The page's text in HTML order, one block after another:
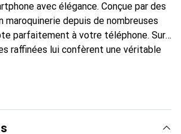
avec élégance. Conçue par des
maroquinerie depuis de nombreuses
parfaitement à votre téléphone. Sur
raffinées lui confèrent une véritable
smartphone. Reconnaît
un choix sûr pour une clientèle